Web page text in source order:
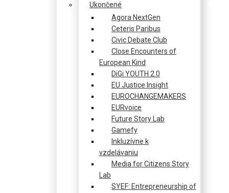
Ukončené
Agora NextGen
Ceteris Paribus
Civic Debate Club
Close Encounters of
European Kind
DiGi YOUTH 2.0
EU Justice Insight
EUROCHANGEMAKERS
EURvoice
Future Story Lab
Gamefy
Inkluzívne k
vzdelávaniu
Media for Citizens Story
Lab
SYEF: Entrepreneurship of